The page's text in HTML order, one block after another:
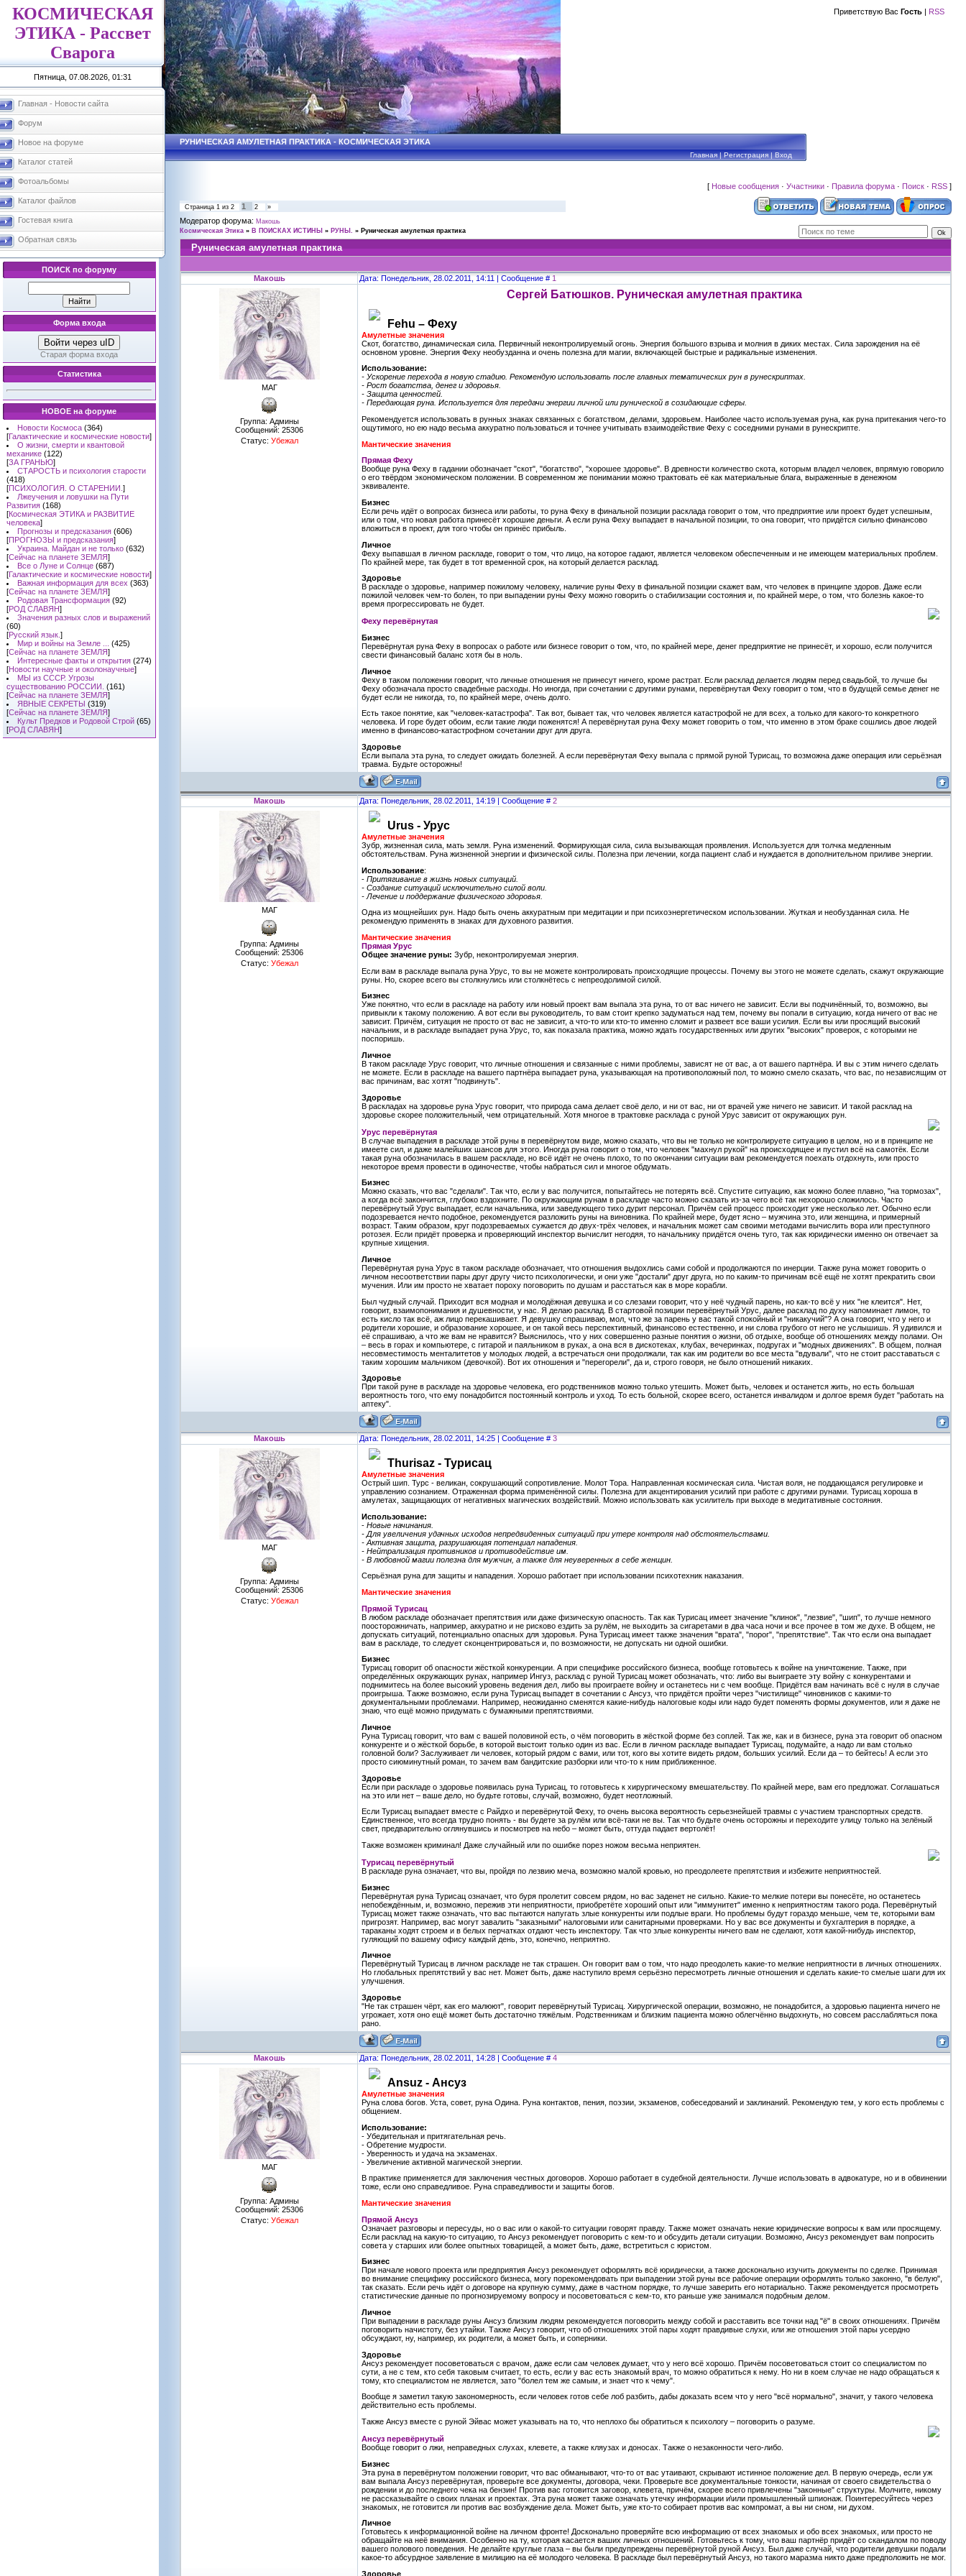
КОСМИЧЕСКАЯ
ЭТИКА - Рассвет
Сварога
Пятница, 07.08.2026, 01:31
Главная - Новости сайта
Форум
Новое на форуме
Каталог статей
Фотоальбомы
Каталог файлов
Гостевая книга
Обратная связь
ПОИСК по форуму
Форма входа
Войти через uID
Старая форма входа
Статистика
НОВОЕ на форуме
Новости Космоса (364)
[Галактические и космические новости]
О жизни, смерти и квантовой
механике (122)
[ЗА ГРАНЬЮ]
СТАРОСТЬ и психология старости
(418)
[ПСИХОЛОГИЯ. О СТАРЕНИИ. ]
Лжеучения и ловушки на Пути
Развития (168)
[Космическая ЭТИКА и РАЗВИТИЕ
человека]
Прогнозы и предсказания (606)
[ПРОГНОЗЫ и предсказания]
Украина. Майдан и не только (632)
[Сейчас на планете ЗЕМЛЯ]
Все о Луне и Солнце (687)
[Галактические и космические новости]
Важная информация для всех (363)
[Сейчас на планете ЗЕМЛЯ]
Родовая Трансформация (92)
[РОД СЛАВЯН]
Значения разных слов и выражений
(60)
[Русский язык. ]
Мир и войны на Земле ...
(425)
[Сейчас на планете ЗЕМЛЯ]
Интересные факты и открытия (274)
[Новости научные и околонаучные]
МЫ из СССР. Угрозы
существованию РОССИИ. (161)
[Сейчас на планете ЗЕМЛЯ]
ЯВНЫЕ СЕКРЕТЫ (319)
[Сейчас на планете ЗЕМЛЯ]
Культ Предков и Родовой Строй (65)
[РОД СЛАВЯН]
Приветствую Вас Гость | RSS
РУНИЧЕСКАЯ АМУЛЕТНАЯ ПРАКТИКА - КОСМИЧЕСКАЯ ЭТИКА
Главная|Регистрация|Вход
[ Новые сообщения · Участники · Правила форума · Поиск · RSS ]
Страница 1 из 2 1 2 »
Модератор форума: Макошь
Космическая Этика » В ПОИСКАХ ИСТИНЫ » РУНЫ. » Руническая амулетная практика
Руническая амулетная практика
Макошь Дата: Понедельник, 28.02.2011, 14:11 | Сообщение # 1
МАГ
Группа: Админы
Сообщений: 25306
Статус: Убежал
Сергей Батюшков. Руническая амулетная практика
Fehu – Феху
Амулетные значения
Скот, богатство, динамическая сила. Первичный неконтролируемый огонь. Энергия большого взрыва и молния в диких местах. Сила зарождения на её
основном уровне. Энергия Феху необузданна и очень полезна для магии, включающей быстрые и радикальные изменения.
Использование:
- Ускорение перехода в новую стадию. Рекомендую использовать после главных тематических рун в рунескриптах.
- Рост богатства, денег и здоровья.
- Защита ценностей.
- Передающая руна. Используется для передачи энергии личной или рунической в созидающие сферы.
Рекомендуется использовать в рунных знаках связанных с богатством, делами, здоровьем. Наиболее часто используемая руна, как руна притекания чего-то
ощутимого, но ею надо весьма аккуратно пользоваться и точнее учитывать взаимодействие Феху с соседними рунами в рунескрипте.
Мантические значения
Прямая Феху
Вообще руна Феху в гадании обозначает "скот", "богатство", "хорошее здоровье". В древности количество скота, которым владел человек, впрямую говорило
о его твёрдом экономическом положении. В современном же понимании можно трактовать её как материальные блага, выраженные в денежном
эквиваленте.
Бизнес
Если речь идёт о вопросах бизнеса или работы, то руна Феху в финальной позиции расклада говорит о том, что предприятие или проект будет успешным,
или о том, что новая работа принесёт хорошие деньги. А если руна Феху выпадает в начальной позиции, то она говорит, что придётся сильно финансово
вложиться в проект, для того чтобы он принёс прибыль.
Личное
Феху выпавшая в личном раскладе, говорит о том, что лицо, на которое гадают, является человеком обеспеченным и не имеющем материальных проблем.
По крайней мере, так будет в тот временной срок, на который делается расклад.
Здоровье
В раскладе о здоровье, например пожилому человеку, наличие руны Феху в финальной позиции скажет вам, что человек в принципе здоров. Даже если
пожилой человек чем-то болен, то при выпадении руны Феху можно говорить о стабилизации состояния и, по крайней мере, о том, что болезнь какое-то
время прогрессировать не будет.
Феху перевёрнутая
Бизнес
Перевёрнутая руна Феху в вопросах о работе или бизнесе говорит о том, что, по крайней мере, денег предприятие не принесёт, и хорошо, если получится
свести финансовый баланс хотя бы в ноль.
Личное
Феху в таком положении говорит, что личные отношения не принесут ничего, кроме растрат. Если расклад делается людям перед свадьбой, то лучше бы
Феху обозначала просто свадебные расходы. Но иногда, при сочетании с другими рунами, перевёрнутая Феху говорит о том, что в будущей семье денег не
будет если не никогда, то, по крайней мере, очень долго.
Есть такое понятие, как "человек-катастрофа". Так вот, бывает так, что человек является катастрофой не для всех, а только для какого-то конкретного
человека. И горе будет обоим, если такие люди поженятся! А перевёрнутая руна Феху может говорить о том, что именно в этом браке сошлись двое людей
именно в финансово-катастрофном сочетании друг для друга.
Здоровье
Если выпала эта руна, то следует ожидать болезней. А если перевёрнутая Феху выпала с прямой руной Турисац, то возможна даже операция или серьёзная
травма. Будьте осторожны!
Макошь Дата: Понедельник, 28.02.2011, 14:19 | Сообщение # 2
МАГ
Группа: Админы
Сообщений: 25306
Статус: Убежал
Urus - Урус
Амулетные значения
Зубр, жизненная сила, мать земля. Руна изменений. Формирующая сила, сила вызывающая проявления. Используется для толчка медленным
обстоятельствам. Руна жизненной энергии и физической силы. Полезна при лечении, когда пациент слаб и нуждается в дополнительном приливе энергии.
Использование:
- Притягивание в жизнь новых ситуаций.
- Создание ситуаций исключительно силой воли.
- Лечение и поддержание физического здоровья.
Одна из мощнейших рун. Надо быть очень аккуратным при медитации и при психоэнергетическом использовании. Жуткая и необузданная сила. Не
рекомендую применять в знаках для духовного развития.
Мантические значения
Прямая Урус
Общее значение руны: Зубр, неконтролируемая энергия.
Если вам в раскладе выпала руна Урус, то вы не можете контролировать происходящие процессы. Почему вы этого не можете сделать, скажут окружающие
руны. Но, скорее всего вы столкнулись или столкнётесь с непреодолимой силой.
Бизнес
Уже понятно, что если в раскладе на работу или новый проект вам выпала эта руна, то от вас ничего не зависит. Если вы подчинённый, то, возможно, вы
привыкли к такому положению. А вот если вы руководитель, то вам стоит крепко задуматься над тем, почему вы попали в ситуацию, когда ничего от вас не
зависит. Причём, ситуация не просто от вас не зависит, а что-то или кто-то именно сломит и развеет все ваши усилия. Если вы или просящий высокий
начальник, и в раскладе выпадает руна Урус, то, как показала практика, можно ждать государственных или других "высоких" проверок, с которыми не
поспоришь.
Личное
В таком раскладе Урус говорит, что личные отношения и связанные с ними проблемы, зависят не от вас, а от вашего партнёра. И вы с этим ничего сделать
не можете. Если в раскладе на вашего партнёра выпадает руна, указывающая на противоположный пол, то можно смело сказать, что вас, по независящим от
вас причинам, вас хотят "подвинуть".
Здоровье
В раскладах на здоровье руна Урус говорит, что природа сама делает своё дело, и ни от вас, ни от врачей уже ничего не зависит. И такой расклад на
здоровье скорее положительный, чем отрицательный. Хотя многое в трактовке расклада с руной Урус зависит от окружающих рун.
Урус перевёрнутая
В случае выпадения в раскладе этой руны в перевёрнутом виде, можно сказать, что вы не только не контролируете ситуацию в целом, но и в принципе не
имеете сил, и даже малейших шансов для этого. Иногда руна говорит о том, что человек "махнул рукой" на происходящее и пустил всё на самотёк. Если
такая руна обозначилась в вашем раскладе, но всё идёт не очень плохо, то по окончании ситуации вам рекомендуется поехать отдохнуть, или просто
некоторое время провести в одиночестве, чтобы набраться сил и многое обдумать.
Бизнес
Можно сказать, что вас "сделали". Так что, если у вас получится, попытайтесь не потерять всё. Спустите ситуацию, как можно более плавно, "на тормозах",
а когда всё закончится, глубоко вздохните. По окружающим рунам в раскладе часто можно сказать из-за чего всё так нехорошо сложилось. Часто
перевёрнутый Урус выпадает, если начальника, или заведующего тихо дурит персонал. Причём сей процесс происходит уже несколько лет. Обычно если
подозревается нечто подобное, рекомендуется разложить руны на виновника. По крайней мере, будет ясно – мужчина это, или женщина, и примерный
возраст. Таким образом, круг подозреваемых сужается до двух-трёх человек, и начальник может сам своими методами вычислить вора или преступного
ротозея. Если придёт проверка и проверяющий инспектор вычислит негодяя, то начальнику придётся очень туго, так как юридически именно он отвечает за
крупные хищения.
Личное
Перевёрнутая руна Урус в таком раскладе обозначает, что отношения выдохлись сами собой и продолжаются по инерции. Также руна может говорить о
личном несоответствии пары друг другу чисто психологически, и они уже "достали" друг друга, но по каким-то причинам всё ещё не хотят прекратить свои
мучения. Или им просто не хватает пороху поговорить по душам и расстаться как в море корабли.
Был чудный случай. Приходит вся модная и молодёжная девушка и со слезами говорит, что у неё чудный парень, но как-то всё у них "не клеится". Нет,
говорит, взаимопонимания и душевности, у нас. Я делаю расклад. В стартовой позиции перевёрнутый Урус, далее расклад по духу напоминает лимон, то
есть кисло так всё, аж лицо перекашивает. Я девушку спрашиваю, мол, что же за парень у вас такой спокойный и "никакучий"? А она говорит, что у него и
родители хорошие, и образование хорошее, и он такой весь перспективный, финансово естественно, и ни слова грубого от него не услышишь. Я удивился и
её спрашиваю, а что же вам не нравится? Выяснилось, что у них совершенно разные понятия о жизни, об отдыхе, вообще об отношениях между полами. Он
– весь в горах и компьютере, с гитарой и паяльником в руках, а она вся в дискотеках, клубах, вечеринках, подругах и "модных движениях". В общем, полная
несовместимость менталитетов у молодых людей, а встречаться они продолжали, так как им родители во все места "вдували", что не стоит расставаться с
таким хорошим мальчиком (девочкой). Вот их отношения и "перегорели", да и, строго говоря, не было отношений никаких.
Здоровье
При такой руне в раскладе на здоровье человека, его родственников можно только утешить. Может быть, человек и останется жить, но есть большая
вероятность того, что ему понадобится постоянный контроль и уход. То есть больной, скорее всего, останется инвалидом и долгое время будет "работать на
аптеку".
Макошь Дата: Понедельник, 28.02.2011, 14:25 | Сообщение # 3
МАГ
Группа: Админы
Сообщений: 25306
Статус: Убежал
Thurisaz - Турисац
Амулетные значения
Острый шип. Турс - великан, сокрушающий сопротивление. Молот Тора. Направленная космическая сила. Чистая воля, не поддающаяся регулировке и
управлению сознанием. Отраженная форма применённой силы. Полезна для акцентирования усилий при работе с другими рунами. Турисац хороша в
амулетах, защищающих от негативных магических воздействий. Можно использовать как усилитель при выходе в медитативные состояния.
Использование:
- Новые начинания.
- Для увеличения удачных исходов непредвиденных ситуаций при утере контроля над обстоятельствами.
- Активная защита, разрушающая потенциал нападения.
- Нейтрализация противников и противодействие им.
- В любовной магии полезна для мужчин, а также для неуверенных в себе женщин.
Серьёзная руна для защиты и нападения. Хорошо работает при использовании психотехник наказания.
Мантические значения
Прямой Турисац
В любом раскладе обозначает препятствия или даже физическую опасность. Так как Турисац имеет значение "клинок", "лезвие", "шип", то лучше немного
поосторожничать, например, аккуратно и не рисково ездить за рулём, не выходить за сигаретами в два часа ночи и все прочее в том же духе. В общем, не
допускать ситуаций, потенциально опасных для здоровья. Руна Турисац имеет также значения "врата", "порог", "препятствие". Так что если она выпадает
вам в раскладе, то следует сконцентрироваться и, по возможности, не допускать ни одной ошибки.
Бизнес
Турисац говорит об опасности жёсткой конкуренции. А при специфике российского бизнеса, вообще готовьтесь к войне на уничтожение. Также, при
определённых окружающих рунах, например Ингуз, расклад с руной Турисац может обозначать, что: либо вы выиграете эту войну с конкурентами и
поднимитесь на более высокий уровень ведения дел, либо вы проиграете войну и останетесь ни с чем вообще. Придётся вам начинать всё с нуля в случае
проигрыша. Также возможно, если руна Турисац выпадет в сочетании с Ансуз, что придётся пройти через "чистилище" чиновников с какими-то
документальными проблемами. Например, неожиданно сменятся какие-нибудь налоговые коды или надо будет поменять формы документов, или я даже не
знаю, что ещё можно придумать с бумажными препятствиями.
Личное
Руна Турисац говорит, что вам с вашей половиной есть, о чём поговорить в жёсткой форме без соплей. Так же, как и в бизнесе, руна эта говорит об опасном
конкуренте и о жёсткой борьбе, в которой выстоит только один из вас. Если в личном раскладе выпадает Турисац, подумайте, а надо ли вам столько
головной боли? Заслуживает ли человек, который рядом с вами, или тот, кого вы хотите видеть рядом, больших усилий. Если да – то бейтесь! А если это
просто сиюминутный роман, то зачем вам бандитские разборки или что-то к ним приближенное.
Здоровье
Если при раскладе о здоровье появилась руна Турисац, то готовьтесь к хирургическому вмешательству. По крайней мере, вам его предложат. Соглашаться
на это или нет – ваше дело, но будьте готовы, случай, возможно, будет неотложный.
Если Турисац выпадает вместе с Райдхо и перевёрнутой Феху, то очень высока вероятность серьезнейшей травмы с участием транспортных средств.
Единственное, что всегда трудно понять - вы будете за рулём или всё-таки не вы. Так что будьте очень осторожны и переходите улицу только на зелёный
свет, предварительно оглянувшись и посмотрев на небо – может быть, оттуда падает вертолёт!
Также возможен криминал! Даже случайный или по ошибке порез ножом весьма неприятен.
Турисац перевёрнутый
В раскладе руна означает, что вы, пройдя по лезвию меча, возможно малой кровью, но преодолеете препятствия и избежите неприятностей.
Бизнес
Перевёрнутая руна Турисац означает, что буря пролетит совсем рядом, но вас заденет не сильно. Какие-то мелкие потери вы понесёте, но останетесь
непобеждённым, и, возможно, пережив эти неприятности, приобретёте хороший опыт или "иммунитет" именно к неприятностям такого рода. Перевёрнутый
Турисац может также означать, что вас пытаются напугать злые конкуренты или подлые враги. Но проблемы будут гораздо меньше, чем те, которыми вам
пригрозят. Например, вас могут завалить "заказными" налоговыми или санитарными проверками. Но у вас все документы и бухгалтерия в порядке, а
тараканы ходят строем и в белых перчатках отдают честь инспектору. Так что злые конкуренты ничего вам не сделают, хотя какой-нибудь инспектор,
гуляющий по вашему офису каждый день, это, конечно, неприятно.
Личное
Перевёрнутый Турисац в личном раскладе не так страшен. Он говорит вам о том, что надо преодолеть какие-то мелкие неприятности в личных отношениях.
Но глобальных препятствий у вас нет. Может быть, даже наступило время серьёзно пересмотреть личные отношения и сделать какие-то смелые шаги для их
улучшения.
Здоровье
"Не так страшен чёрт, как его малюют", говорит перевёрнутый Турисац. Хирургической операции, возможно, не понадобится, а здоровью пациента ничего не
угрожает, хотя оно ещё может быть достаточно тяжёлым. Родственникам и близким пациента можно облегчённо выдохнуть, но совсем расслабляться пока
рано.
Макошь Дата: Понедельник, 28.02.2011, 14:28 | Сообщение # 4
МАГ
Группа: Админы
Сообщений: 25306
Статус: Убежал
Ansuz - Ансуз
Амулетные значения
Руна слова богов. Уста, совет, руна Одина. Руна контактов, пения, поэзии, экзаменов, собеседований и заклинаний. Рекомендую тем, у кого есть проблемы с
общением.
Использование:
- Убедительная и притягательная речь.
- Обретение мудрости.
- Уверенность и удача на экзаменах.
- Увеличение активной магической энергии.
В практике применяется для заключения честных договоров. Хорошо работает в судебной деятельности. Лучше использовать в адвокатуре, но и в обвинении
тоже, если оно справедливое. Руна справедливости и защиты богов.
Мантические значения
Прямой Ансуз
Означает разговоры и пересуды, но о вас или о какой-то ситуации говорят правду. Также может означать некие юридические вопросы к вам или просящему.
Если расклад на какую-то ситуацию, то Ансуз рекомендует поговорить с кем-то и обсудить детали ситуации. Возможно, Ансуз рекомендует вам попросить
совета у старших или более опытных товарищей, а может быть, даже, встретиться с юристом.
Бизнес
При начале нового проекта или предприятия Ансуз рекомендует оформлять всё юридически, а также досконально изучить документы по сделке. Принимая
во внимание специфику российского бизнеса, могу порекомендовать при выпадении этой руны все рабочие операции оформлять только законно, "в белую",
так сказать. Если речь идёт о договоре на крупную сумму, даже в частном порядке, то лучше заверить его нотариально. Также рекомендуется просмотреть
статистические данные по прогнозируемому вопросу и посоветоваться с кем-то, кто раньше уже занимался подобным делом.
Личное
При выпадении в раскладе руны Ансуз близким людям рекомендуется поговорить между собой и расставить все точки над "ё" в своих отношениях. Причём
поговорить начистоту, без утайки. Также Ансуз говорит, что об отношениях этой пары ходят правдивые слухи, или же отношения этой пары усердно
обсуждают, ну, например, их родители, а может быть, и соперники.
Здоровье
Ансуз рекомендует посоветоваться с врачом, даже если сам человек думает, что у него всё хорошо. Причём посоветоваться стоит со специалистом по
сути, а не с тем, кто себя таковым считает, то есть, если у вас есть знакомый врач, то можно обратиться к нему. Но ни в коем случае не надо обращаться к
тому, кто специалистом не является, зато "болел тем же самым, и знает что к чему".
Вообще я заметил такую закономерность, если человек готов себе лоб разбить, дабы доказать всем что у него "всё нормально", значит, у такого человека
действительно есть проблемы.
Также Ансуз вместе с руной Эйвас может указывать на то, что неплохо бы обратиться к психологу – поговорить о разуме.
Ансуз перевёрнутый
Вообще говорит о лжи, неправедных слухах, клевете, а также кляузах и доносах. Также о незаконности чего-либо.
Бизнес
Эта руна в перевёрнутом положении говорит, что вас обманывают, что-то от вас утаивают, скрывают истинное положение дел. В первую очередь, если уж
вам выпала Ансуз перевёрнутая, проверьте все документы, договора, чеки. Проверьте все документальные тонкости, начиная от своего свидетельства о
рождении и до последнего чека на бензин! Против вас готовится заговор, клевета, причём, скорее всего привлечены "законные" структуры. Молчите, никому
не рассказывайте о своих планах и проектах. Эта руна может также означать утечку информации и\или промышленный шпионаж. Поинтересуйтесь через
знакомых, не готовится ли против вас возбуждение дела. Может быть, уже кто-то собирает против вас компромат, а вы ни сном, ни духом.
Личное
Готовьтесь к информационной войне на личном фронте! Досконально проверяйте всю информацию от всех знакомых и обо всех знакомых, или просто не
обращайте на неё внимания. Особенно на ту, которая касается ваших личных отношений. Готовьтесь к тому, что ваш партнёр придёт со скандалом по поводу
вашего полового поведения. Не делайте круглые глаза – вы были предупреждены перевёрнутой руной Ансуз. Был даже случай, что родители девушки подали
какое-то абсурдное заявление в милицию на её молодого человека. В раскладе был перевёрнутый Ансуз, но такого маразма никто даже предположить не мог.
Здоровье